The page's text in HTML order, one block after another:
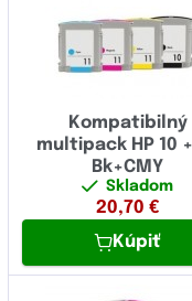
Kompatibilný
multipack HP 10 +
Bk+CMY
Skladom
20,70 €
Kúpiť